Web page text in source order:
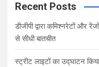
Recent Posts
डीजीपी द्वारा कमिश्नरेटों
से सीधी बातचीत
स्ट्रीट लाइटों का उद्घाटन